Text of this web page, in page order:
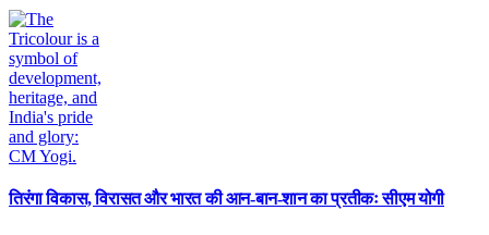
तिरंगा विकास, विरासत और भारत की आन-बान-शान का प्रतीकः सीएम योगी